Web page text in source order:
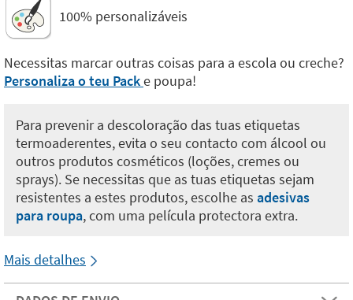
100% personalizáveis
Necessitas marcar outras coisas para a escola ou creche?
Personaliza o teu Packe poupa!
Para prevenir a descoloração das tuas etiquetas
termoaderentes, evita o seu contacto com álcool ou
outros produtos cosméticos (loções, cremes ou
sprays). Se necessitas que as tuas etiquetas sejam
resistentes a estes produtos, escolhe as adesivas
para roupa, com uma película protectora extra.
Mais detalhes